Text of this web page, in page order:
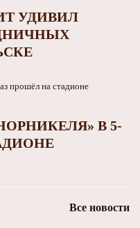
УДИВИЛ
В 5-
Все новости